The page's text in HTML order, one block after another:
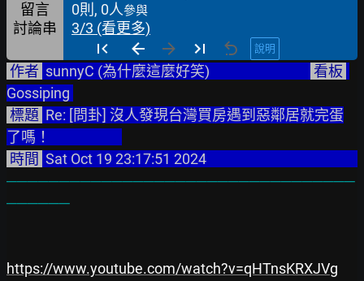
留言
0則, 0人參與
討論串 3/3 (看更多)
說明
作者 sunnyC (為什麼這麼好笑)
Gossiping
標題 Re: [問卦] 沒人發現台灣買房遇到惡鄰居就完蛋
了嗎！
時間
─────────────────────────────────
──────
https://www.youtube.com/watch?v=qHTnsKRXJVg